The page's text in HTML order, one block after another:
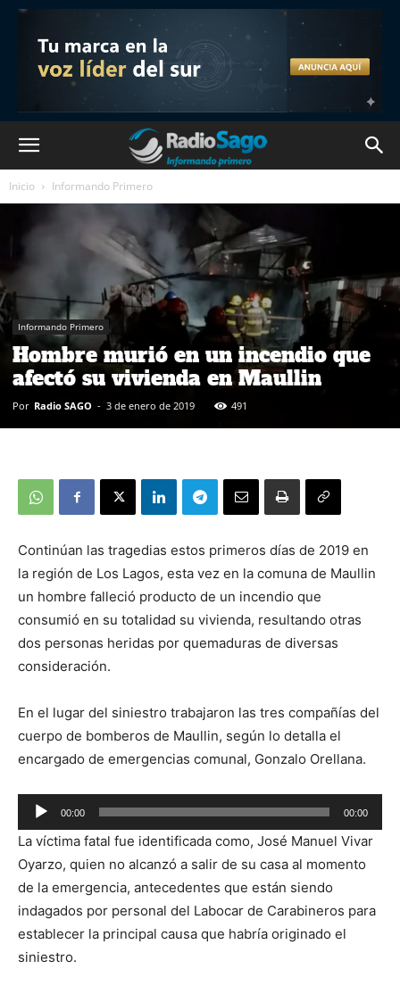
Inicio Informando Primero
Informando Primero
Hombre murió en un incendio que
afectó su vivienda en Maullin
Por Radio SAGO - 3 de enero de 2019 491
Continúan las tragedias estos primeros días de 2019 en
la región de Los Lagos, esta vez en la comuna de Maullin
un hombre falleció producto de un incendio que
consumió en su totalidad su vivienda, resultando otras
dos personas heridas por quemaduras de diversas
consideración.
En el lugar del siniestro trabajaron las tres compañías del
cuerpo de bomberos de Maullin, según lo detalla el
encargado de emergencias comunal, Gonzalo Orellana.
Reproductor
de
audio
00:00 00:00
La víctima fatal fue identificada como, José Manuel Vivar
Oyarzo, quien no alcanzó a salir de su casa al momento
de la emergencia, antecedentes que están siendo
indagados por personal del Labocar de Carabineros para
establecer la principal causa que habría originado el
siniestro.